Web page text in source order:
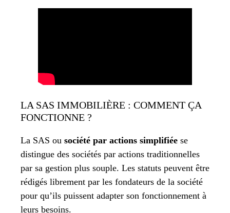
LA SAS IMMOBILIÈRE : COMMENT ÇA
FONCTIONNE ?
La SAS ou société par actions simplifiée se
distingue des sociétés par actions traditionnelles
par sa gestion plus souple. Les statuts peuvent être
rédigés librement par les fondateurs de la société
pour qu’ils puissent adapter son fonctionnement à
leurs besoins.